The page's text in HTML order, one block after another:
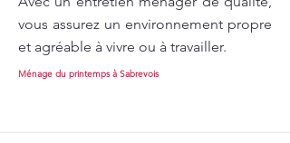
vous assurez un environnement propre
et agréable à vivre ou à travailler.
Ménage du printemps à Sabrevois